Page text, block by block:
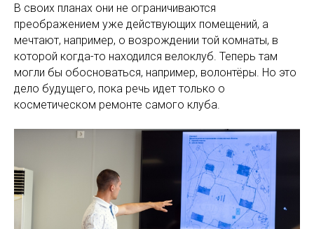
В своих планах они не ограничиваются
преображением уже действующих помещений, а
мечтают, например, о возрождении той комнаты, в
которой когда-то находился велоклуб. Теперь там
могли бы обосноваться, например, волонтёры. Но это
дело будущего, пока речь идет только о
косметическом ремонте самого клуба.